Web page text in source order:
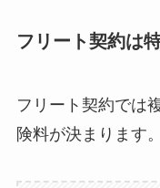
フリート契約は
フリート契約では
険料が決まります。